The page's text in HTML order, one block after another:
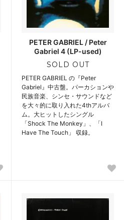
PETER GABRIEL / Peter
Gabriel 4 (LP-used)
SOLD OUT
PETER GABRIEL の『Peter
Gabriel』中古盤。パーカションや
民族音楽、シンセ・サウンドなど
を大々的に取り入れた4thアルバ
ム。大ヒットしたシングル
「Shock The Monkey」、「I
Have The Touch」 収録。